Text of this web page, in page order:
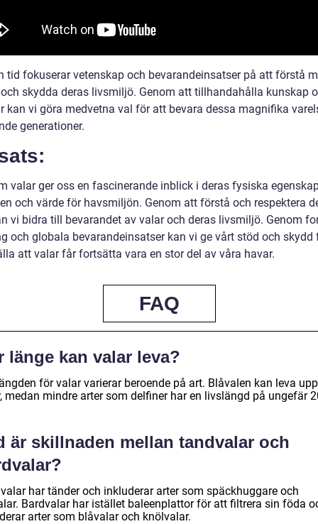
tid fokuserar vetenskap och bevarandeinsatser på att förstå
skydda deras livsmiljö. Genom att tillhandahålla kunskap
kan vi göra medvetna val för att bevara dessa magnifika
generationer.
valar ger oss en fascinerande inblick i deras fysiska
och värde för havsmiljön. Genom att förstå och respektera
vi bidra till bevarandet av valar och deras livsmiljö. Genom
och globala bevarandeinsatser kan vi ge vårt stöd och skydd
att valar får fortsätta vara en stor del av våra havar.
FAQ
länge kan valar leva?
för valar varierar beroende på art. Blåvalen kan leva
medan mindre arter som delfiner har en livslängd på ungefär
är skillnaden mellan tandvalar och
har tänder och inkluderar arter som späckhuggare och
Bardvalar har istället baleenplattor för att filtrera sin föda
arter som blåvalar och knölvalar.